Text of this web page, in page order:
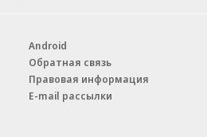
Android
Обратная связь
Правовая информация
E-mail рассылки